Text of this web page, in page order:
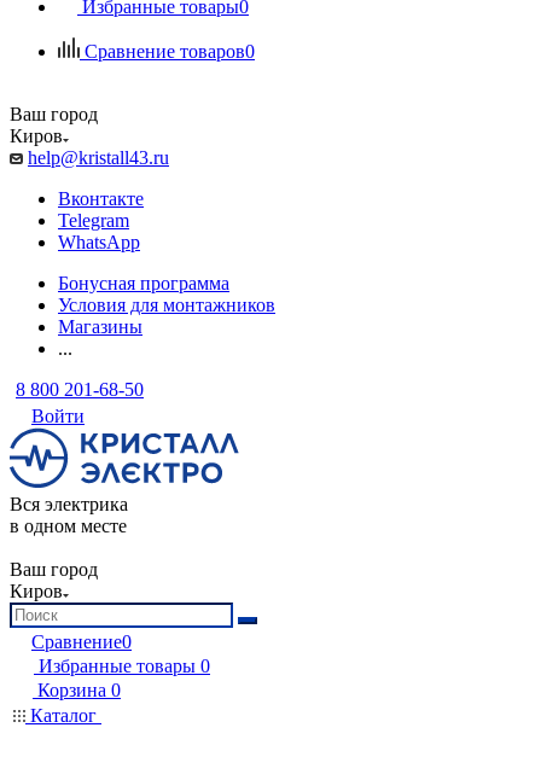
Избранные товары0
Сравнение товаров0
Ваш город
Киров
help@kristall43.ru
Вконтакте
Telegram
WhatsApp
Бонусная программа
Условия для монтажников
Магазины
...
8 800 201-68-50
Войти
Вся электрика
в одном месте
Ваш город
Киров
Сравнение0
Избранные товары 0
Корзина 0
Каталог